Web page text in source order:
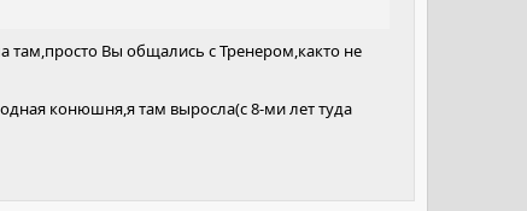
Вы общались с Тренером,както не
конюшня,я там выросла(с 8-ми лет туда